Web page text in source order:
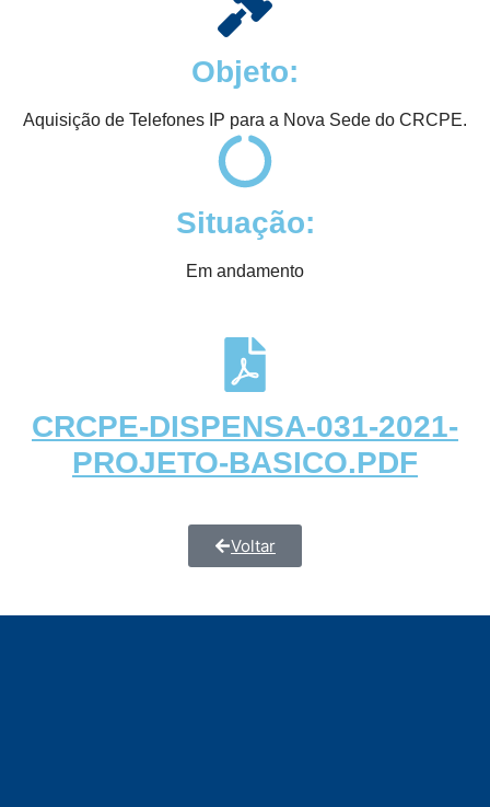
Objeto:
Aquisição de Telefones IP para a Nova Sede do CRCPE.
Situação:
Em andamento
CRCPE-DISPENSA-031-2021-
PROJETO-BASICO.PDF
Voltar